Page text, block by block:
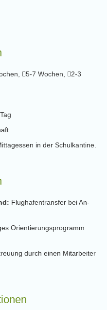
5-7 Wochen,
2-3
in der Schulkantine.
Flughafentransfer bei An-
Orientierungsprogramm
durch einen Mitarbeiter